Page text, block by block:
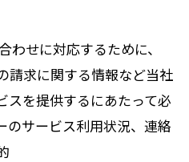
わせに対応するために、
請求に関する情報など当社
スを提供するにあたって必
のサービス利用状況、連絡